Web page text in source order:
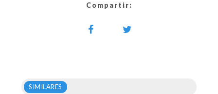
Compartir:
SIMILARES